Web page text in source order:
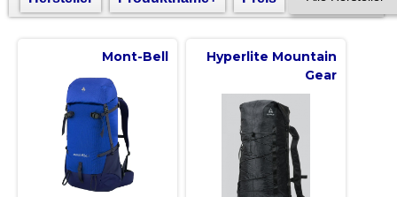
Mont-Bell
Hyperlite Mountain
Gear